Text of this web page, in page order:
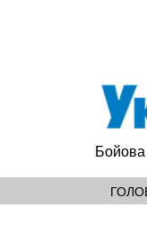
Бойова